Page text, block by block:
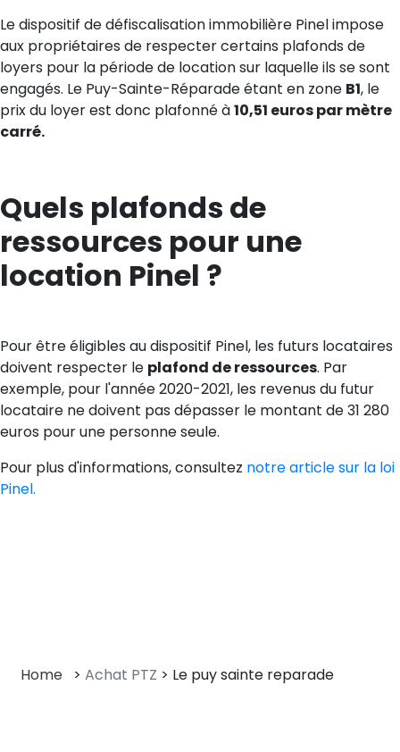
Le dispositif de défiscalisation immobilière Pinel impose
aux propriétaires de respecter certains plafonds de
loyers pour la période de location sur laquelle ils se sont
engagés. Le Puy-Sainte-Réparade étant en zone B1, le
prix du loyer est donc plafonné à10,51 euros par mètre
carré.
Quels plafonds de
ressources pour une
location Pinel ?
Pour être éligibles au dispositif Pinel, les futurs locataires
doivent respecter le plafond de ressources. Par
exemple, pour l'année 2020-2021, les revenus du futur
locataire ne doivent pas dépasser le montant de 31 280
euros pour une personne seule.
Pour plus d'informations, consultez notre article sur la loi
Pinel.
Home > Achat PTZ > Le puy sainte reparade